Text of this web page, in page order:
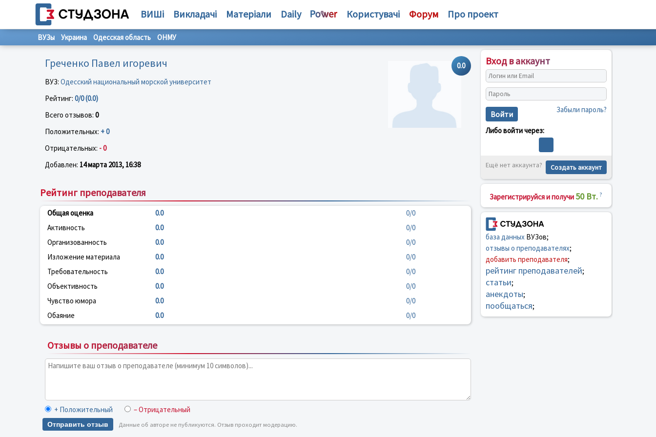
ВИШі Викладачі Матеріали Daily Користувачі Форум Про проект
ВУЗы Украина Одесская область ОНМУ
0.0
Греченко Павел игоревич
ВУЗ: Одесский национальный морской университет
Рейтинг: 0/0 (0.0)
Всего отзывов: 0
Положительных: + 0
Отрицательных: - 0
Добавлен: 14 марта 2013, 16:38
Рейтинг преподавателя
Общая оценка 0.0
0/0
Активность
0.0
0/0
Организованность
0.0
0/0
Изложение материала
0.0
0/0
Требовательность
0.0
0/0
Объективность
0.0
0/0
Чувство юмора
0.0
0/0
Обаяние
0.0 0/0
Отзывы о преподавателе
+ Положительный – Отрицательный
Отправить отзыв Данные об авторе не публикуются. Отзыв проходит модерацию.
Вход в аккаунт
Войти Забыли пароль?
Либо войти через:
Ещё нет аккаунта? Создать аккаунт
Зарегистрируйся и получи 50 Вт. ?
база данныхВУЗов;
отзывы о преподавателях;
добавить преподавателя;
рейтинг преподавателей;
статьи;
анекдоты;
пообщаться;